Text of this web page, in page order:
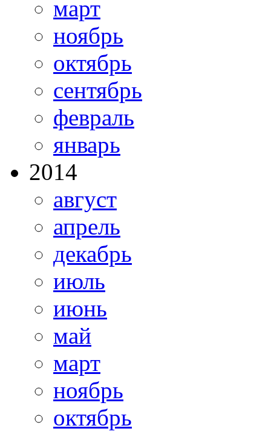
март
ноябрь
октябрь
сентябрь
февраль
январь
2014
август
апрель
декабрь
июль
июнь
май
март
ноябрь
октябрь